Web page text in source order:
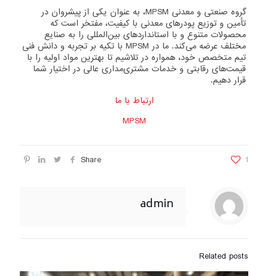
گروه صنعتی و معدنی MPSM، به عنوان یکی از پیشروان در
تأمین و توزیع پودرهای معدنی با کیفیت، مفتخر است که
محصولات متنوع و با استانداردهای بین‌المللی را به صنایع
مختلف عرضه می‌کند. ما در MPSM با تکیه بر تجربه و دانش فنی
تیم متخصص خود، همواره در تلاشیم تا بهترین مواد اولیه را با
قیمت‌های رقابتی و خدمات مشتری‌مداری عالی در اختیار شما
قرار دهیم.
ارتباط با ما
MPSM
Share 1
admin
Related posts